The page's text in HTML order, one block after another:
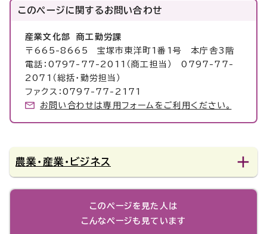
このページに関するお問い合わせ
産業文化部 商工勤労課
〒665-8665 宝塚市東洋町1番1号 本庁舎3階
電話：0797-77-2011（商工担当） 0797-77-
2071（総括・勤労担当）
ファクス：0797-77-2171
お問い合わせは専用フォームをご利用ください。
農業・産業・ビジネス
このページを見た人は
こんなページも見ています